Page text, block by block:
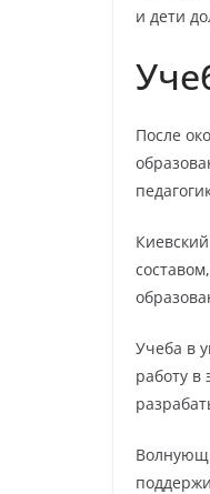
и дети
После
Учеба в
работу в